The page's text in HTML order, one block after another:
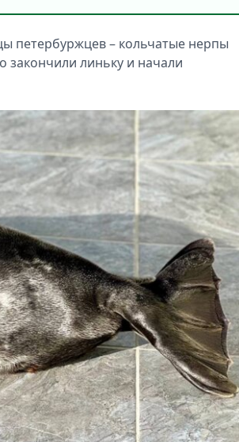
петербуржцев – кольчатые нерпы
закончили линьку и начали